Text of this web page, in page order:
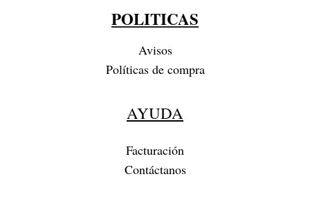
POLITICAS
Avisos
Políticas de compra
AYUDA
Facturación
Contáctanos